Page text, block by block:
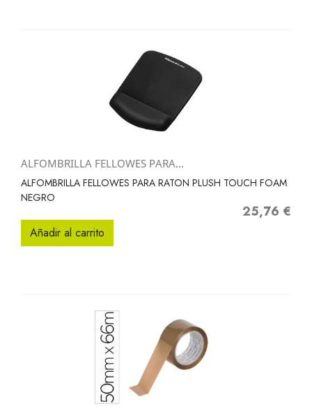
ALFOMBRILLA FELLOWES PARA...
ALFOMBRILLA FELLOWES PARA RATON PLUSH TOUCH FOAM
NEGRO
Precio
25,76 €
Añadir al carrito